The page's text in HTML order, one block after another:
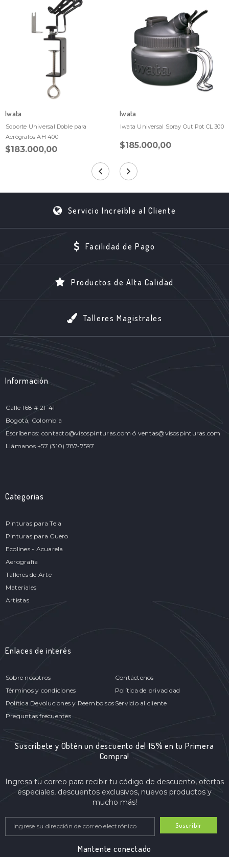
Iwata
Soporte Universal Doble para
Aerógrafos AH 400
$183.000,00
Iwata
Iwata Universal Spray Out Pot CL 300
$185.000,00
Servicio Increíble al Cliente
Facilidad de Pago
Productos de Alta Calidad
Talleres Magistrales
Información
Calle 168 # 21-41
Bogotá, Colombia
Escríbenos: contacto@visospinturas.com ó ventas@visospinturas.com
Llámanos +57 (310) 787-7597
Categorías
Pinturas para Tela
Pinturas para Cuero
Ecolines - Acuarela
Aerografía
Talleres de Arte
Materiales
Artistas
Enlaces de interés
Sobre nosotros
Contáctenos
Términos y condiciones
Política de privacidad
Política Devoluciones y Reembolsos Servicio al cliente
Preguntas frecuentes
Suscríbete y Obtén un descuento del 15% en tu Primera
Compra!
Ingresa tu correo para recibir tu código de descuento, ofertas
especiales, descuentos exclusivos, nuevos productos y
mucho más!
Suscribir
Mantente conectado